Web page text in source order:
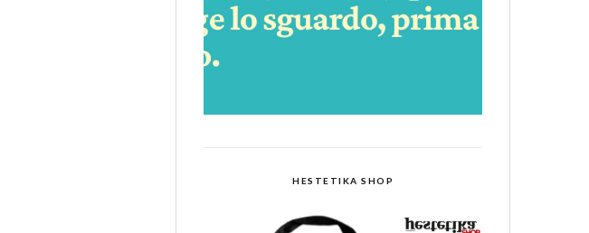
HESTETIKA SHOP